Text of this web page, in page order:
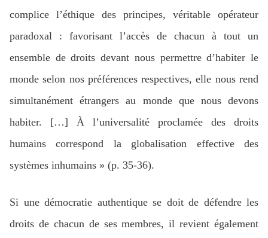
complice l’éthique des principes, véritable opérateur
paradoxal : favorisant l’accès de chacun à tout un
ensemble de droits devant nous permettre d’habiter le
monde selon nos préférences respectives, elle nous rend
simultanément étrangers au monde que nous devons
habiter. […] À l’universalité proclamée des droits
humains correspond la globalisation effective des
systèmes inhumains » (p. 35-36).
Si une démocratie authentique se doit de défendre les
droits de chacun de ses membres, il revient également